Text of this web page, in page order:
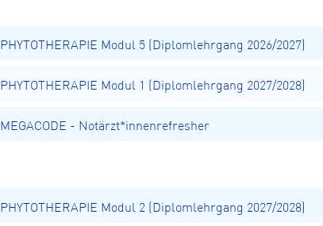
PHYTOTHERAPIE Modul 5 (Diplomlehrgang 2026/2027)
PHYTOTHERAPIE Modul 1 (Diplomlehrgang 2027/2028)
MEGACODE - Notärzt*innenrefresher
PHYTOTHERAPIE Modul 2 (Diplomlehrgang 2027/2028)